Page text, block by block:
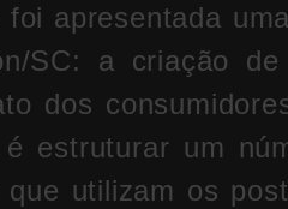
apresentada
SC: a criação
dos
estruturar um
utilizam os